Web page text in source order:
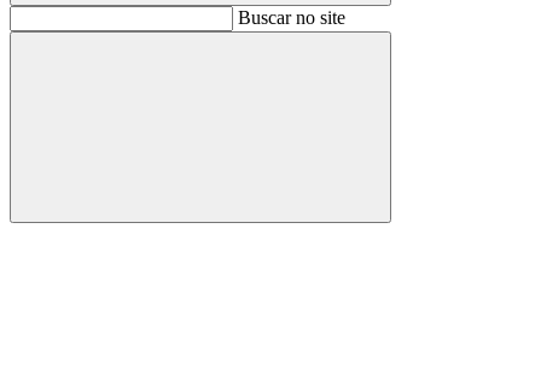
BuscarBuscar no site
Buscar